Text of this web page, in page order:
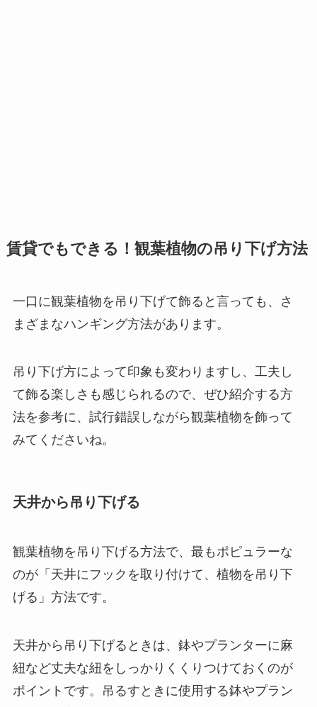
賃貸でもできる！観葉植物の吊り下げ方法
一口に観葉植物を吊り下げて飾ると言っても、さ
まざまなハンギング方法があります。
吊り下げ方によって印象も変わりますし、工夫し
て飾る楽しさも感じられるので、ぜひ紹介する方
法を参考に、試行錯誤しながら観葉植物を飾って
みてくださいね。
天井から吊り下げる
観葉植物を吊り下げる方法で、最もポピュラーな
のが「天井にフックを取り付けて、植物を吊り下
げる」方法です。
天井から吊り下げるときは、鉢やプランターに麻
紐など丈夫な紐をしっかりくくりつけておくのが
ポイント です。吊るすときに使用する鉢やプラン